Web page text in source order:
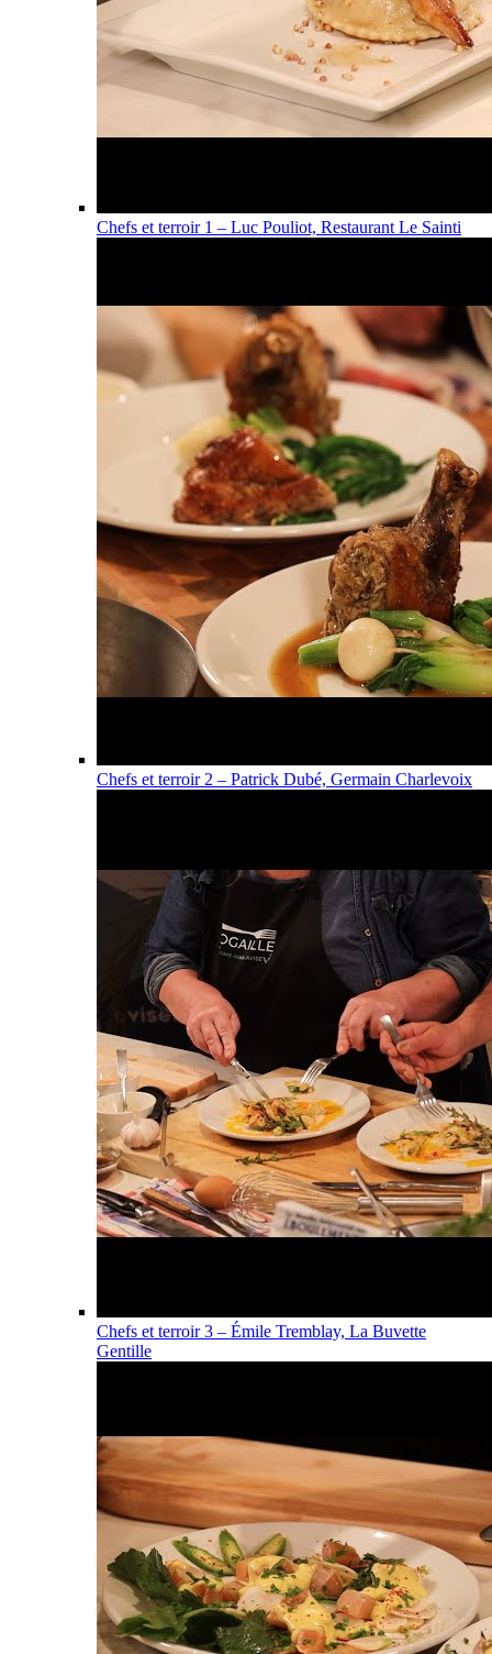
Chefs et terroir 1 – Luc Pouliot, Restaurant Le Sainti
Chefs et terroir 2 – Patrick Dubé, Germain Charlevoix
Chefs et terroir 3 – Émile Tremblay, La Buvette
Gentille